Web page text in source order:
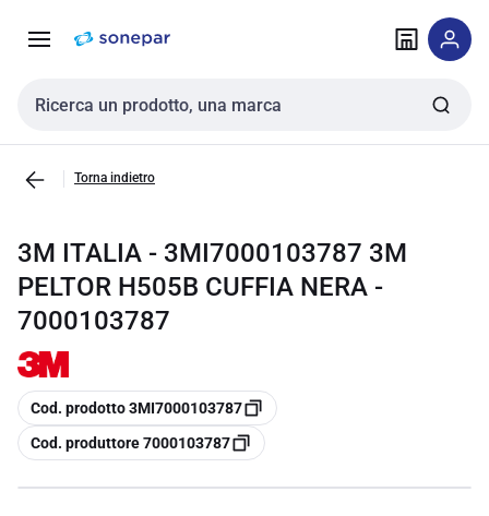
navigazione alla
Cerca input
Torna indietro
3M ITALIA - 3MI7000103787 3M
PELTOR H505B CUFFIA NERA -
7000103787
copia
Cod. prodotto 3MI7000103787
copia
Cod. produttore 7000103787